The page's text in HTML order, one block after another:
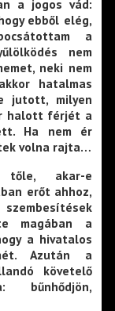
a jogos vád:
ebből elég,
a
nem
neki nem
hatalmas
jutott, milyen
halott férjét a
Ha nem ér
volna rajta…
tőle, akar-e
erőt ahhoz,
magában a
a hivatalos
Azután a
követelő
bűnhődjön,